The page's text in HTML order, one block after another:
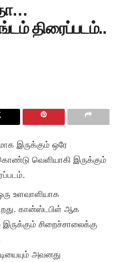
திரைப்படம்..
இருக்கும் ஒரே
வெளியாகி இருக்கும்
உளவாளியாக
கான்ஸ்டபிள் ஆக
சிறைச்சாலைக்கு
அவனது